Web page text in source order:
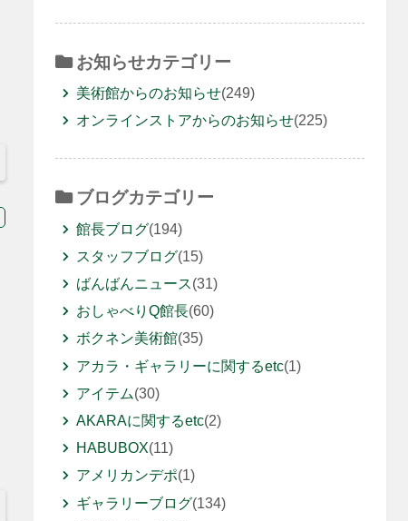
お知らせカテゴリー
美術館からのお知らせ(249)
オンラインストアからのお知らせ(225)
ブログカテゴリー
館長ブログ(194)
スタッフブログ(15)
ばんばんニュース(31)
おしゃべりQ館長(60)
ボクネン美術館(35)
アカラ・ギャラリーに関するetc(1)
アイテム(30)
AKARAに関するetc(2)
HABUBOX(11)
アメリカンデポ(1)
ギャラリーブログ(134)